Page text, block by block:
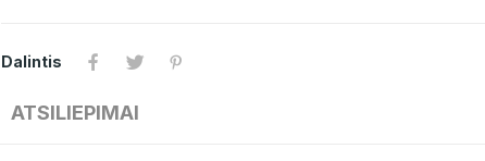
Dalintis
ATSILIEPIMAI